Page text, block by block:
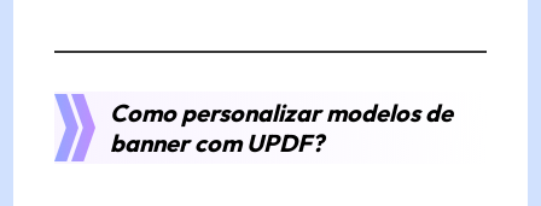
Como personalizar modelos de
banner com UPDF?